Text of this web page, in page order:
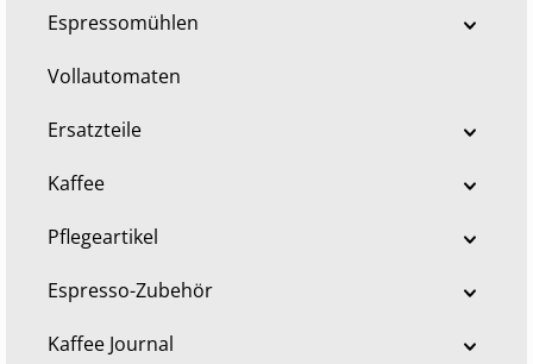
Espressomühlen
Vollautomaten
Ersatzteile
Kaffee
Pflegeartikel
Espresso-Zubehör
Kaffee Journal